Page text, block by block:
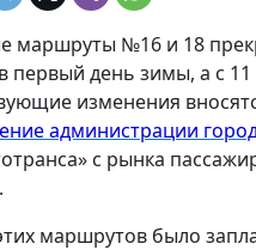
маршруты №16 и 18
первый день зимы, а с 11
изменения
администрации
с рынка
маршрутов было